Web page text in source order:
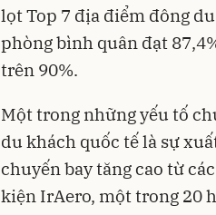
lọt Top 7 địa điểm đông
phòng bình quân đạt
trên 90%.
Một trong những yếu tố
du khách quốc tế là sự
chuyến bay tăng cao từ
kiện IrAero, một trong 20